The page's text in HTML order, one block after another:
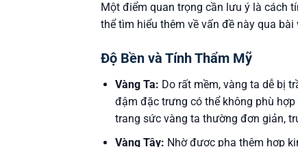
Một điểm quan trọng cần lưu ý là cách
thể tìm hiểu thêm về vấn đề này qua bài
Độ Bền và Tính Thẩm Mỹ
Vàng Ta: Do rất mềm, vàng ta dễ bị
đậm đặc trưng có thể không phù
trang sức vàng ta thường đơn giản,
Vàng Tây: Nhờ được pha thêm hợp